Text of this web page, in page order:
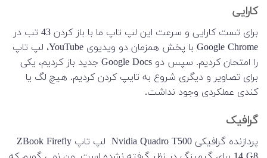
کارایی
برای تست کارایی و سرعت این لپ تاپ ما با باز کردن 43 تب در
Google Chrome با پخش همزمان دو ویدیوی YouTube، لپ تاپ
را امتحان کردیم. سپس دو Google Docs جدید باز کردیم، یکی
برای تصاویر و دیگری شروع به تایپ کردن کردیم. هیچ لگ یا
کندی عملکردی وجود نداشت.
گرافیک
پردازنده گرافیکی Nvidia Quadro T500 لپ تاپ ZBook Firefly